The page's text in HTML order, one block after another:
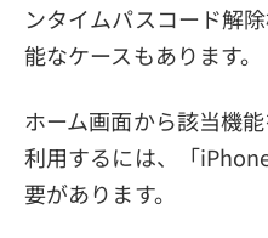
ンタイムパスコード解
能なケースもあります。
ホーム画面から該当機
利用するには、「
要があります。